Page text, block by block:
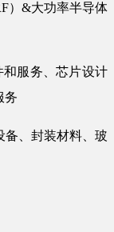
）&大功率半导体
服务、芯片设计
务
备、封装材料、玻